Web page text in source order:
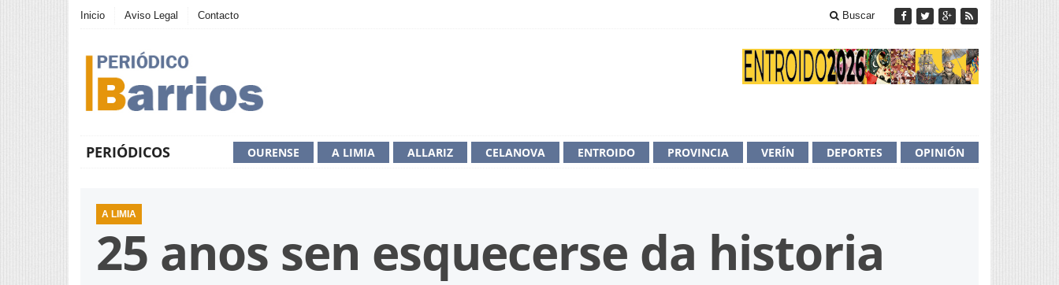
Inicio Aviso Legal Contacto Buscar
PERIÓDICOS OPINIÓN
DEPORTES
VERÍN
PROVINCIA
ENTROIDO
CELANOVA
ALLARIZ
A LIMIA
OURENSE
A LIMIA
25 anos sen esquecerse da historia